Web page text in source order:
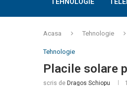
Acasa Tehnologie
Tehnologie
Placile solare
scris de Dragos Schiopu